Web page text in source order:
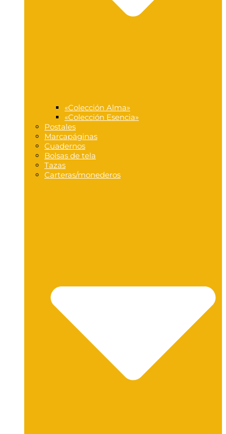
«Colección Alma»
«Colección Esencia»
Postales
Marcapáginas
Cuadernos
Bolsas de tela
Tazas
Carteras/monederos